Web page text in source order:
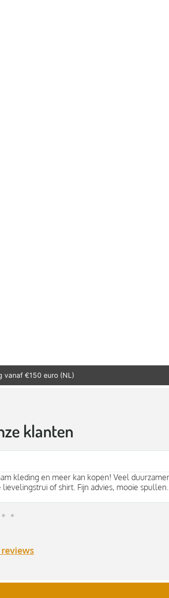
vanaf €150 euro (NL)
klanten
kleding en meer kan kopen! Veel
of shirt. Fijn advies, mooie